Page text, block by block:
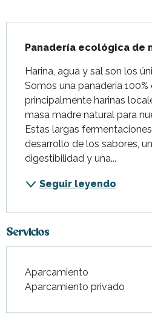
Panadería ecológica de
Harina, agua y sal son los
Somos una panadería
principalmente harinas
masa madre natural para
Estas largas
desarrollo de los sabores,
digestibilidad y una...
Seguir leyendo
Servicios
Aparcamiento
Aparcamiento privado